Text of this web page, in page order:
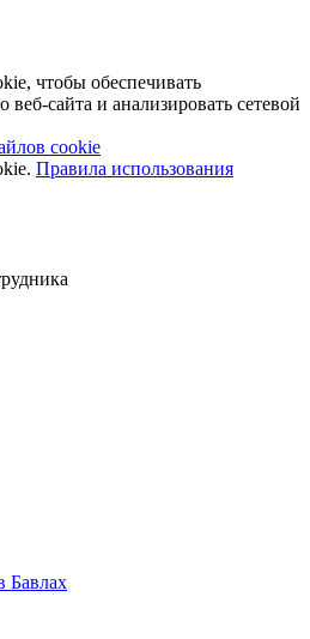
чтобы обеспечивать
сайта и анализировать сетевой
cookie
Правила использования
Бавлах